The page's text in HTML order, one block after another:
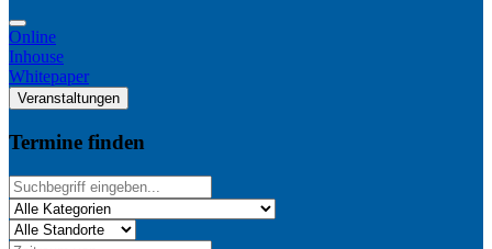
Online
Inhouse
Whitepaper
Veranstaltungen
Termine finden